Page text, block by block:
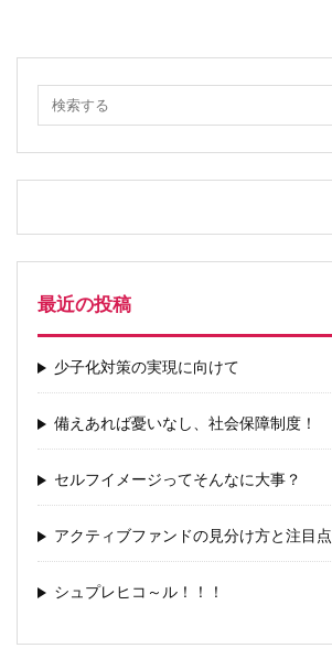
最近の投稿
少子化対策の実現に向けて
備えあれば憂いなし、社会保障制度！
セルフイメージってそんなに大事？
アクティブファンドの見分け方と注目点
シュプレヒコ～ル！！！